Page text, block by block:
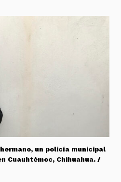
un policía municipal
Cuauhtémoc, Chihuahua. /